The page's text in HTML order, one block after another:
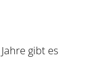
gibt es